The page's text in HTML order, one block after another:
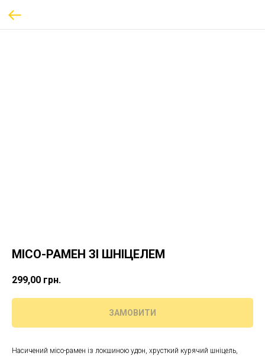
МІСО-РАМЕН ЗІ ШНІЦЕЛЕМ
299,00 грн.
ЗАМОВИТИ
Насичений місо-рамен із локшиною удон, хрусткий курячий шніцель,